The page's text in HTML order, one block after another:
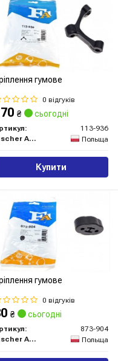
гумове
0 відгуків
₴ сьогодні
113-936
Fischer Automotive One (FA1)
Польща
Купити
гумове
0 відгуків
₴ сьогодні
873-904
Fischer Automotive One (FA1)
Польща